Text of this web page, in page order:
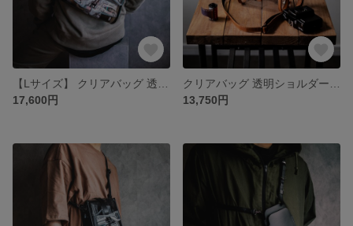
17,600円
13,750円